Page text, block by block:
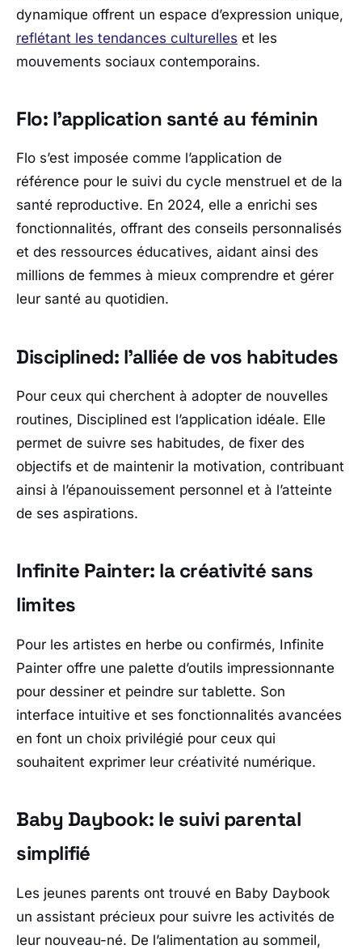
dynamique offrent un espace d’expression unique,
reflétant les tendances culturelles et les
mouvements sociaux contemporains.
Flo: l’application santé au féminin
Flo s’est imposée comme l’application de
référence pour le suivi du cycle menstruel et de la
santé reproductive. En 2024, elle a enrichi ses
fonctionnalités, offrant des conseils personnalisés
et des ressources éducatives, aidant ainsi des
millions de femmes à mieux comprendre et gérer
leur santé au quotidien.
Disciplined: l’alliée de vos habitudes
Pour ceux qui cherchent à adopter de nouvelles
routines, Disciplined est l’application idéale. Elle
permet de suivre ses habitudes, de fixer des
objectifs et de maintenir la motivation, contribuant
ainsi à l’épanouissement personnel et à l’atteinte
de ses aspirations.
Infinite Painter: la créativité sans
limites
Pour les artistes en herbe ou confirmés, Infinite
Painter offre une palette d’outils impressionnante
pour dessiner et peindre sur tablette. Son
interface intuitive et ses fonctionnalités avancées
en font un choix privilégié pour ceux qui
souhaitent exprimer leur créativité numérique.
Baby Daybook: le suivi parental
simplifié
Les jeunes parents ont trouvé en Baby Daybook
un assistant précieux pour suivre les activités de
leur nouveau-né. De l’alimentation au sommeil,